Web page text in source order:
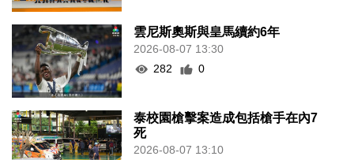
雲尼斯奧斯與皇馬續約6年
2026-08-07 13:30
282
0
泰校園槍擊案造成包括槍手在內7
死
2026-08-07 13:10